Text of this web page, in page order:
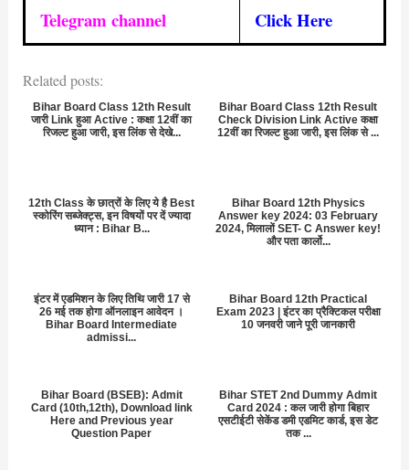
Telegram channel Click Here
Related posts:
Bihar Board Class 12th Result
जारी Link हुआ Active : कक्षा 12वीं का
रिजल्ट हुआ जारी, इस लिंक से देखे...
Bihar Board Class 12th Result
Check Division Link Active कक्षा
12वीं का रिजल्ट हुआ जारी, इस लिंक से ...
12th Class के छात्रों के लिए ये है Best
स्कोरिंग सब्जेक्ट्स, इन विषयों पर दें ज्यादा
ध्यान : Bihar B...
Bihar Board 12th Physics
Answer key 2024: 03 February
2024, मिलालों SET- C Answer key!
और पता कार्लो...
इंटर में एडमिशन के लिए तिथि जारी 17 से
26 मई तक होगा ऑनलाइन आवेदन ।
Bihar Board Intermediate
admissi...
Bihar Board 12th Practical
Exam 2023 | इंटर का प्रैक्टिकल परीक्षा
10 जनवरी जाने पूरी जानकारी
Bihar Board (BSEB): Admit
Card (10th,12th), Download link
Here and Previous year
Question Paper
Bihar STET 2nd Dummy Admit
Card 2024 : कल जारी होगा बिहार
एसटीईटी सेकेंड डमी एडमिट कार्ड, इस डेट
तक ...